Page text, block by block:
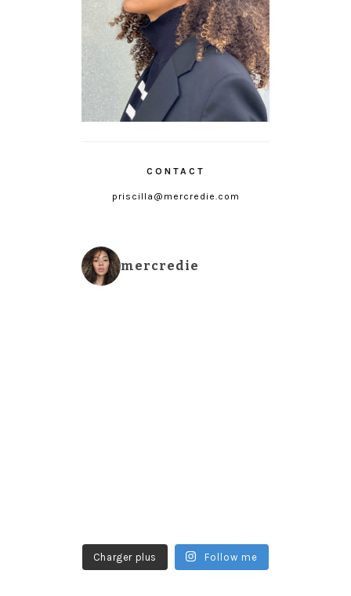
CONTACT
priscilla@mercredie.com
mercredie
Charger plus Follow me